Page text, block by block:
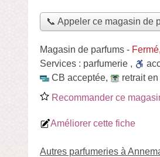
📞 Appeler ce magasin de
Magasin de parfums -
Services : parfumerie ,
CB acceptée,
retrait
Recommander ce
Améliorer cette fiche
Autres parfumeries à